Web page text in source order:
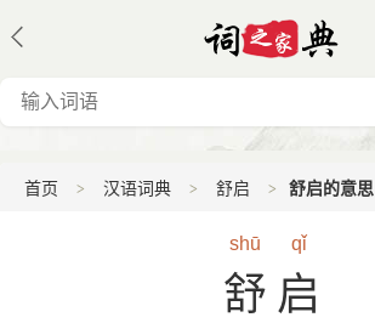
首页 汉语词典 舒启 舒启的意思
shū qǐ
舒启